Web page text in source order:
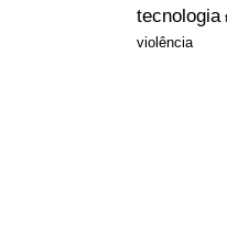
tecnologia
violência